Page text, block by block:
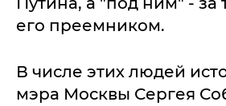
его преемником.
В числе этих людей
мэра Москвы Сергея